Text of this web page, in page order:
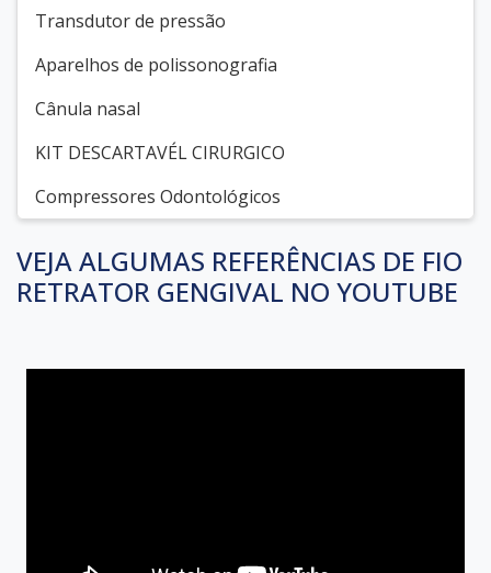
Transdutor de pressão
Aparelhos de polissonografia
Cânula nasal
KIT DESCARTAVÉL CIRURGICO
Compressores Odontológicos
VEJA ALGUMAS REFERÊNCIAS DE FIO
RETRATOR GENGIVAL NO YOUTUBE